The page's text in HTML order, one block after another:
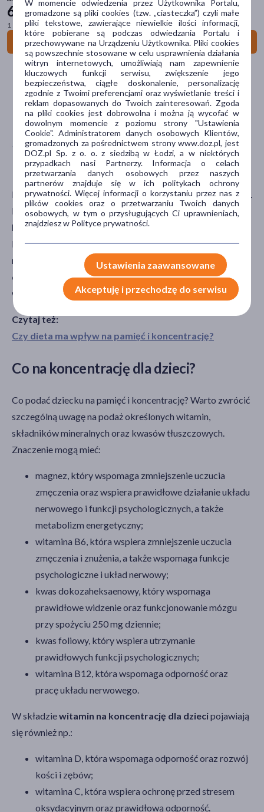
61 49 zł
1 szt. = 1,54 zł
Do koszyka
Wysyłka
Odbiór w aptece
Cena
zł – zł
Marka
Gal(1)
MagneB6 (1)
Sanostol (1)
UmmU(2)
pokaż więcej
chrom(3)
pokaż więcej
Alergeny
soja(1)
Zalecenia żywieniowe
Bez glutenu(6)
Bez laktozy (5)
Bez dodatku cukru(4)
Linia produktowa
MagneB6 Kids (1)
NAJCZĘŚCIEJ WYBIERANE MARKI W KATEGORII: POPRAWA
KONCENTRACJI
Dzieciństwo jest okresem nieustannego rozwoju oraz nauki.
Dlatego wielu rodziców zastanawia się, co na
koncentrację dla dziecipodawać swoim pociechom.
Podstawa to zdrowo zrównoważona dieta, ale dostępne są
również różnorodne
preparaty na koncentrację i pamięć
dla dzieci
, których składniki mogą stanowić dodatkowe
wsparcie.
Czytaj też:
Czy dieta ma wpływ na pamięć i koncentrację?
Co na koncentrację dla dzieci?
Co podać dziecku na pamięć i koncentrację? Warto zwrócić
szczególną uwagę na podaż określonych witamin,
składników mineralnych oraz kwasów tłuszczowych.
Znaczenie mogą mieć:
magnez, który wspomaga zmniejszenie uczucia
zmęczenia oraz wspiera prawidłowe działanie układu
nerwowego i funkcji psychologicznych, a także
metabolizm energetyczny;
witamina B6, która wspiera zmniejszenie uczucia
zmęczenia i znużenia, a także wspomaga funkcje
psychologiczne i układ nerwowy;
kwas dokozaheksaenowy, który wspomaga
prawidłowe widzenie oraz funkcjonowanie mózgu
przy spożyciu 250 mg dziennie;
kwas foliowy, który wspiera utrzymanie
prawidłowych funkcji psychologicznych;
witamina B12, która wspomaga odporność oraz
pracę układu nerwowego.
W składziewitamin na koncentrację dla dziecipojawiają
się również np.:
witamina D, która wspomaga odporność oraz rozwój
kości i zębów;
witamina C, która wspiera ochronę przed stresem
oksydacyjnym oraz prawidłową odporność.
W momencie odwiedzenia przez Użytkownika Portalu,
gromadzone są pliki cookies (tzw. „ciasteczka”) czyli małe
pliki tekstowe, zawierające niewielkie ilości informacji,
które pobierane są podczas odwiedzania Portalu i
przechowywane na Urządzeniu Użytkownika. Pliki cookies
są powszechnie stosowane w celu usprawnienia działania
witryn internetowych, umożliwiają nam zapewnienie
kluczowych funkcji serwisu, zwiększenie jego
bezpieczeństwa, ciągłe doskonalenie, personalizację
zgodnie z Twoimi preferencjami oraz wyświetlanie treści i
reklam dopasowanych do Twoich zainteresowań. Zgoda
na pliki cookies jest dobrowolna i można ją wycofać w
dowolnym momencie z poziomu strony "Ustawienia
Cookie". Administratorem danych osobowych Klientów,
gromadzonych za pośrednictwem strony www.doz.pl, jest
DOZ.pl Sp. z o. o. z siedzibą w Łodzi, a w niektórych
przypadkach nasi Partnerzy. Informacja o celach
przetwarzania danych osobowych przez naszych
partnerów znajduje się w ich politykach ochrony
prywatności. Więcej informacji o korzystaniu przez nas z
plików cookies oraz o przetwarzaniu Twoich danych
osobowych, w tym o przysługujących Ci uprawnieniach,
znajdziesz w Polityce prywatności.
Ustawienia zaawansowane
Akceptuję i przechodzę do serwisu